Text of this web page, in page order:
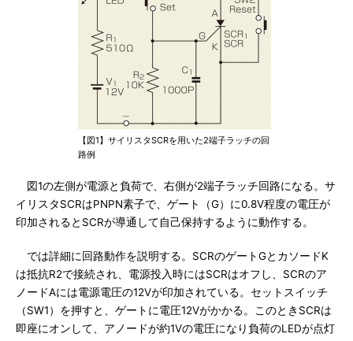
【図1】サイリスタSCRを用いた2端子ラッチの回
路例
図1の左側が電源と負荷で、右側が2端子ラッチ回路になる。サ
イリスタSCRはPNPN素子で、ゲート（G）に0.8V程度の電圧が
印加されるとSCRが導通して自己保持するように動作する。
では詳細に回路動作を説明する。SCRのゲートGとカソードK
は抵抗R2で接続され、電源投入時にはSCRはオフし、SCRのア
ノードAには電源電圧の12Vが印加されている。セットスイッチ
（SW1）を押すと、ゲートに電圧12Vがかかる。このときSCRは
即座にオンして、アノードが約1Vの電圧になり負荷のLEDが点灯